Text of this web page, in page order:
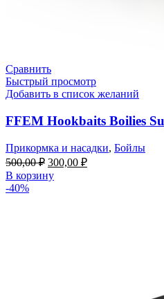
Сравнить
Быстрый просмотр
Добавить в список желаний
FFEM Hookbaits Boilies
Прикормка и насадки, Бойлы
500,00₽ 300,00 ₽
В корзину
-40%